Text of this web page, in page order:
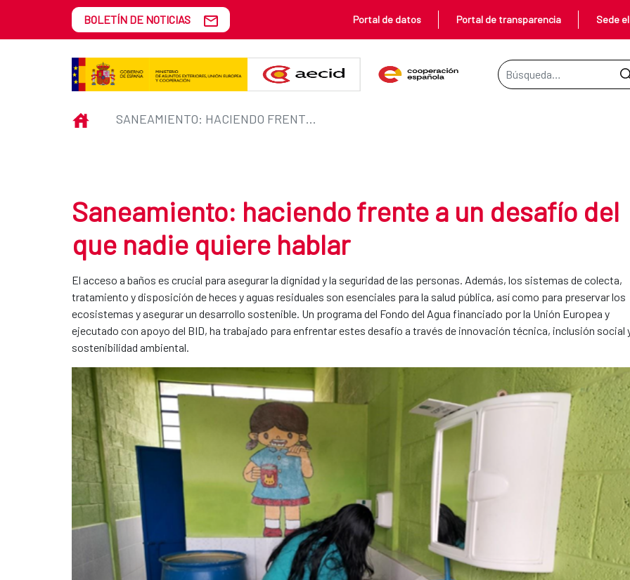
Saltar al contenido principal
Saneamiento: haciendo frente a un desafío del que nadie quiere
BOLETÍN DE NOTICIAS Portal de datos Portal de transparencia Sede
Barra de búsqueda
INICIO SANEAMIENTO: HACIENDO FRENTE A UN DESAFÍO DEL QUE NADIE QUIERE HABLAR
Saneamiento: haciendo frente a un desafío del
que nadie quiere hablar
El acceso a baños es crucial para asegurar la dignidad y la seguridad de las personas. Además, los sistemas de colecta,
tratamiento y disposición de heces y aguas residuales son esenciales para la salud pública, así como para preservar los
ecosistemas y asegurar un desarrollo sostenible. Un programa del Fondo del Agua financiado por la Unión Europea y
ejecutado con apoyo del BID, ha trabajado para enfrentar estes desafío a través de innovación técnica, inclusión social
sostenibilidad ambiental.